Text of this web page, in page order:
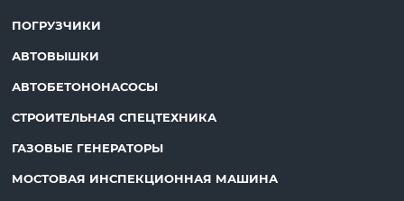
ПОГРУЗЧИКИ
АВТОВЫШКИ
АВТОБЕТОНОНАСОСЫ
СТРОИТЕЛЬНАЯ СПЕЦТЕХНИКА
ГАЗОВЫЕ ГЕНЕРАТОРЫ
МОСТОВАЯ ИНСПЕКЦИОННАЯ МАШИНА